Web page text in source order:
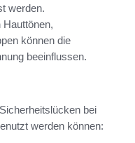
werden.
Hauttönen,
können die
beeinflussen.
bei
werden können: